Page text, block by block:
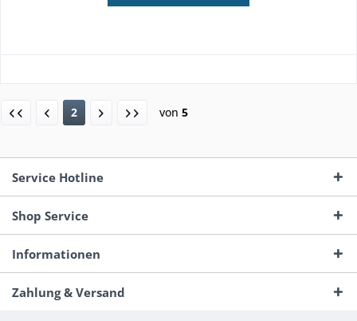
2 von 5
Service Hotline
Shop Service
Informationen
Zahlung & Versand